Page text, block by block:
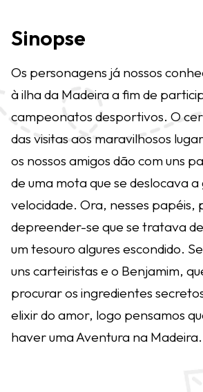
Sinopse
Os personagens já nossos
à ilha da Madeira a fim de
campeonatos desportivos. O
das visitas aos maravilhosos
os nossos amigos dão com uns
de uma mota que se deslocava
velocidade. Ora, nesses papéis,
depreender-se que se tratava
um tesouro algures escondido.
uns carteiristas e o Benjamim,
procurar os ingredientes
elixir do amor, logo pensamos
haver uma Aventura na Madeira.